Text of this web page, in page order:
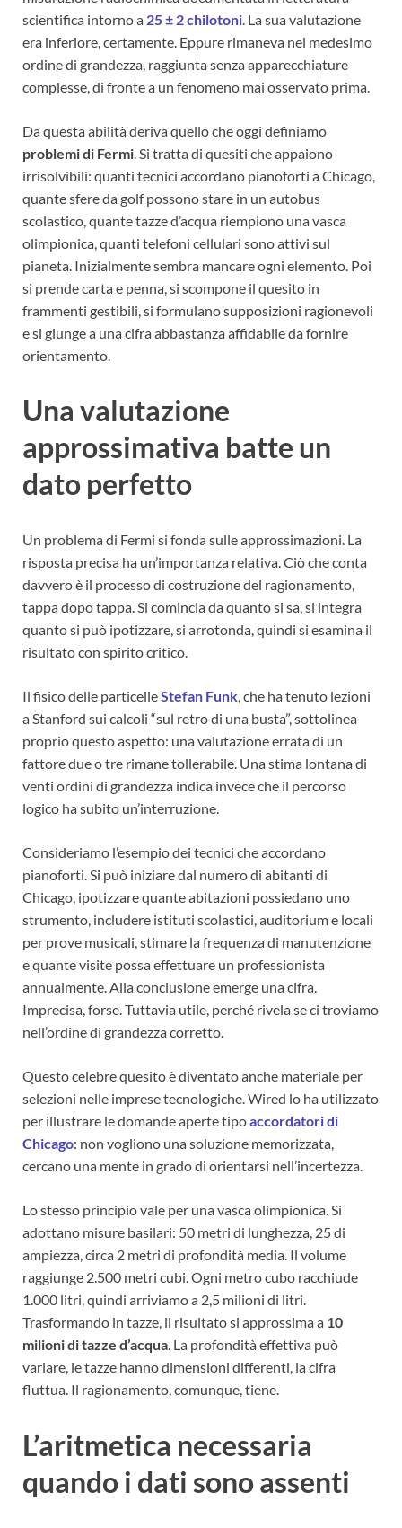
scientifica intorno a 25 ± 2 chilotoni . La sua valutazione
era inferiore, certamente. Eppure rimaneva nel medesimo
ordine di grandezza, raggiunta senza apparecchiature
complesse, di fronte a un fenomeno mai osservato prima.
Da questa abilità deriva quello che oggi definiamo
problemi di Fermi . Si tratta di quesiti che appaiono
irrisolvibili: quanti tecnici accordano pianoforti a Chicago,
quante sfere da golf possono stare in un autobus
scolastico, quante tazze d’acqua riempiono una vasca
olimpionica, quanti telefoni cellulari sono attivi sul
pianeta. Inizialmente sembra mancare ogni elemento. Poi
si prende carta e penna, si scompone il quesito in
frammenti gestibili, si formulano supposizioni ragionevoli
e si giunge a una cifra abbastanza affidabile da fornire
orientamento.
Una valutazione
approssimativa batte un
dato perfetto
Un problema di Fermi si fonda sulle approssimazioni. La
risposta precisa ha un’importanza relativa. Ciò che conta
davvero è il processo di costruzione del ragionamento,
tappa dopo tappa. Si comincia da quanto si sa, si integra
quanto si può ipotizzare, si arrotonda, quindi si esamina il
risultato con spirito critico.
Il fisico delle particelleStefan Funk, che ha tenuto lezioni
a Stanford sui calcoli “sul retro di una busta”, sottolinea
proprio questo aspetto: una valutazione errata di un
fattore due o tre rimane tollerabile. Una stima lontana di
venti ordini di grandezza indica invece che il percorso
logico ha subito un’interruzione.
Consideriamo l’esempio dei tecnici che accordano
pianoforti. Si può iniziare dal numero di abitanti di
Chicago, ipotizzare quante abitazioni possiedano uno
strumento, includere istituti scolastici, auditorium e locali
per prove musicali, stimare la frequenza di manutenzione
e quante visite possa effettuare un professionista
annualmente. Alla conclusione emerge una cifra.
Imprecisa, forse. Tuttavia utile, perché rivela se ci troviamo
nell’ordine di grandezza corretto.
Questo celebre quesito è diventato anche materiale per
selezioni nelle imprese tecnologiche. Wired lo ha utilizzato
per illustrare le domande aperte tipoaccordatori di
Chicago: non vogliono una soluzione memorizzata,
cercano una mente in grado di orientarsi nell’incertezza.
Lo stesso principio vale per una vasca olimpionica. Si
adottano misure basilari: 50 metri di lunghezza, 25 di
ampiezza, circa 2 metri di profondità media. Il volume
raggiunge 2.500 metri cubi. Ogni metro cubo racchiude
1.000 litri, quindi arriviamo a 2,5 milioni di litri.
Trasformando in tazze, il risultato si approssima a 10
milioni di tazze d’acqua. La profondità effettiva può
variare, le tazze hanno dimensioni differenti, la cifra
fluttua. Il ragionamento, comunque, tiene.
L’aritmetica necessaria
quando i dati sono assenti